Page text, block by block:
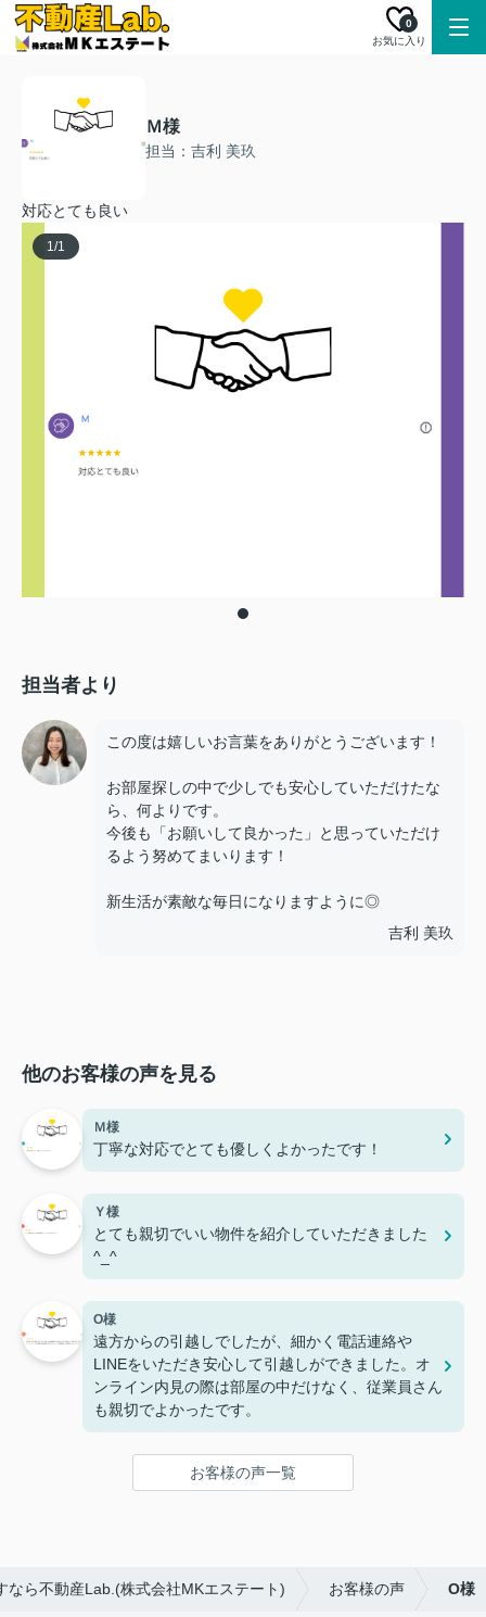
お気に入り
0
Ｍ様
担当：吉利 美玖
対応とても良い
1/1
担当者より
この度は嬉しいお言葉をありがとうございます！
お部屋探しの中で少しでも安心していただけたな
ら、何よりです。
今後も「お願いして良かった」と思っていただけ
るよう努めてまいります！
新生活が素敵な毎日になりますように◎
吉利 美玖
他のお客様の声を見る
Ｍ様
丁寧な対応でとても優しくよかったです！
Ｙ様
とても親切でいい物件を紹介していただきました
^_^
O様
遠方からの引越しでしたが、細かく電話連絡や
LINEをいただき安心して引越しができました。オ
ンライン内見の際は部屋の中だけなく、従業員さん
も親切でよかったです。
お客様の声一覧
ら不動産Lab.(株式会社MKエステート) お客様の声 O様